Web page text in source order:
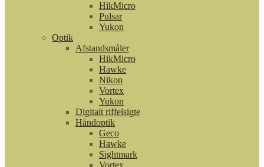
HikMicro
Pulsar
Yukon
Optik
Afstandsmåler
HikMicro
Hawke
Nikon
Vortex
Yukon
Digitalt riffelsigte
Håndoptik
Geco
Hawke
Sightmark
Vortex